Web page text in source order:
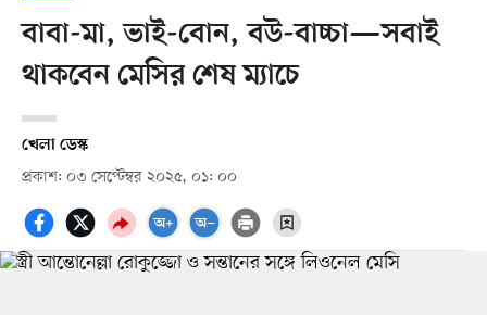
বাবা-মা, ভাই-বোন, বউ-বাচ্চা—সবাই
থাকবেন মেসির শেষ ম্যাচে
খেলা ডেস্ক
প্রকাশ: ০৩ সেপ্টেম্বর ২০২৫, ০১: ০০